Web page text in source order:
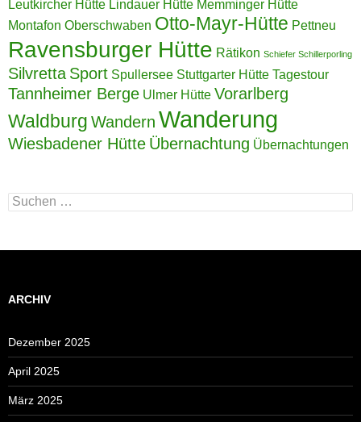
Leutkircher Hütte Lindauer Hütte Memminger Hütte
Montafon Oberschwaben Otto-Mayr-Hütte Pettneu
Ravensburger Hütte Rätikon Schiefer Schillerporling
Silvretta Sport Spullersee Stuttgarter Hütte Tagestour
Tannheimer Berge Ulmer Hütte Vorarlberg
Waldburg Wandern Wanderung
Wiesbadener Hütte Übernachtung Übernachtungen
Suchen
nach:
ARCHIV
Dezember 2025
April 2025
März 2025